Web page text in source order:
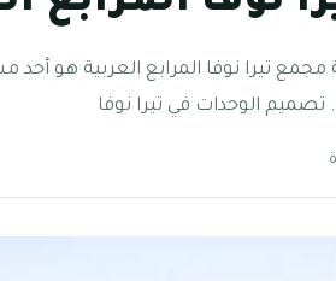
مجمع تيرا نوفا المرابع العربية هو
تصميم الوحدات في تيرا نوفا